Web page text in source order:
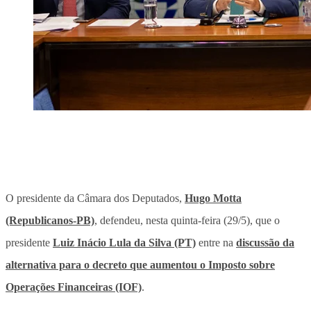
O presidente da Câmara dos Deputados, Hugo Motta
(Republicanos-PB), defendeu, nesta quinta-feira (29/5), que o
presidente Luiz Inácio Lula da Silva (PT) entre na discussão da
alternativa para o decreto que aumentou o Imposto sobre
Operações Financeiras (IOF).